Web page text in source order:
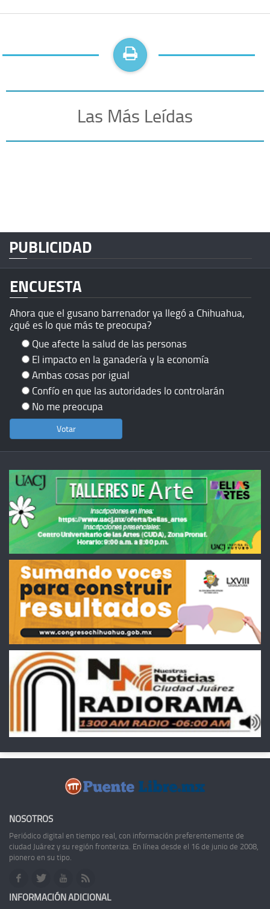
Las Más Leídas
PUBLICIDAD
ENCUESTA
Ahora que el gusano barrenador ya llegó a Chihuahua,
¿qué es lo que más te preocupa?
Que afecte la salud de las personas
El impacto en la ganadería y la economía
Ambas cosas por igual
Confío en que las autoridades lo controlarán
No me preocupa
NOSOTROS
Periódico digital en tiempo real, con información preferentemente de
ciudad Juárez y su región fronteriza. En línea desde el 16 de junio de 2008,
pionero en su tipo.
INFORMACIÓN ADICIONAL